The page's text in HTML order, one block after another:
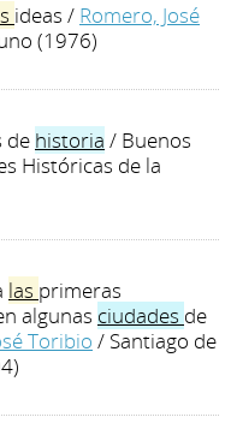
ideas / Romero, José
(1976)
de historia / Buenos
Históricas de la
las primeras
algunas ciudades de
Toribio / Santiago de